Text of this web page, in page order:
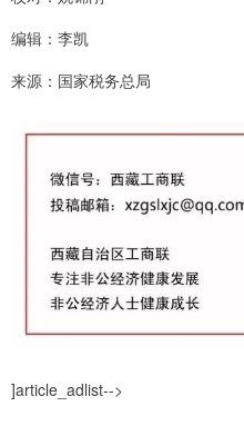
编辑：李凯
来源：国家税务总局
]article_adlist-->